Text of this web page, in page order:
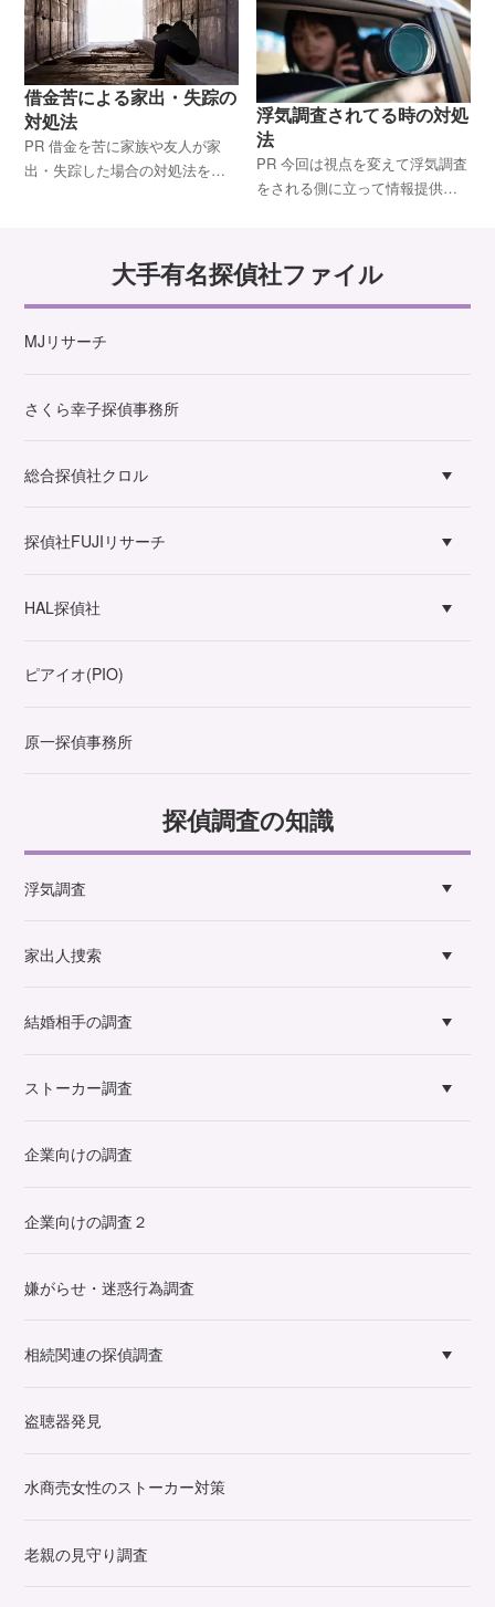
です。 今回はこの事態へ
いいのか？ 離婚調停・裁判に進
む方法もあるが、それ以外のア
プローチはないのか？ 今回はこ
借金苦による家出・失踪の
対処法
PR 借金を苦に家族や友人が家
出・失踪した場合の対処法をま
大手興信所リスト
浮気調査されてる時の対処
法
PR 今回は視点を変えて浮気調査
をされる側に立って情報提供し
査されているかどうか知る方法
パートナーは調査目的と次の
大手有名探偵社ファイル
MJリサーチ
さくら幸子探偵事務所
総合探偵社クロル
探偵社FUJIリサーチ
HAL探偵社
ピアイオ(PIO)
原一探偵事務所
探偵調査の知識
浮気調査
家出人捜索
結婚相手の調査
ストーカー調査
企業向けの調査
企業向けの調査２
嫌がらせ・迷惑行為調査
相続関連の探偵調査
盗聴器発見
水商売女性のストーカー対策
老親の見守り調査